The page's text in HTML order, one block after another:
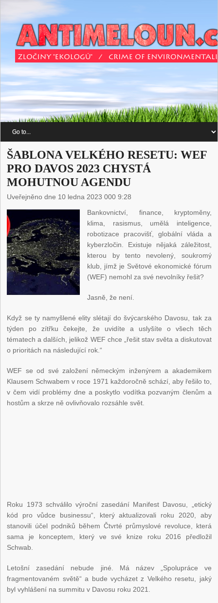
ŠABLONA VELKÉHO RESETU: WEF
PRO DAVOS 2023 CHYSTÁ
MOHUTNOU AGENDU
Uveřejněno dne 10 ledna 2023 000 9:28
Bankovnictví, finance, kryptoměny,
klima, rasismus, umělá inteligence,
robotizace pracovišť, globální vláda a
kyberzločin. Existuje nějaká záležitost,
kterou by tento nevolený, soukromý
klub, jímž je Světové ekonomické fórum
(WEF) nemohl za své nevolníky řešit?
Jasně, že není.
Když se ty namyšlené elity slétají do švýcarského Davosu, tak za
týden po zítřku čekejte, že uvidíte a uslyšíte o všech těch
tématech a dalších, jelikož WEF chce „řešit stav světa a diskutovat
o prioritách na následující rok.“
WEF se od své založení německým inženýrem a akademikem
Klausem Schwabem v roce 1971 každoročně schází, aby řešilo to,
v čem vidí problémy dne a poskytlo vodítka pozvaným členům a
hostům a skrze ně ovlivňovalo rozsáhle svět.
Roku 1973 schválilo výroční zasedání Manifest Davosu, „etický
kód pro vůdce businessu“, který aktualizovali roku 2020, aby
stanovili účel podniků během Čtvrté průmyslové revoluce, která
sama je konceptem, který ve své knize roku 2016 předložil
Schwab.
Letošní zasedání nebude jiné. Má název „Spolupráce ve
fragmentovaném světě“ a bude vycházet z Velkého resetu, jaký
byl vyhlášení na summitu v Davosu roku 2021.